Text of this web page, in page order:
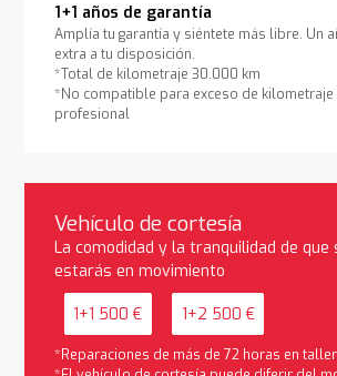
1+1 años de garantía
Amplía tu garantía y siéntete más libre. Un
extra a tu disposición.
*Total de kilometraje 30.000 km
*No compatible para exceso de kilometraje
profesional
Vehículo de cortesía
La comodidad y la tranquilidad de que
estarás en movimiento
1+1 500 € 1+2 500 €
*Reparaciones de más de 72 horas en taller